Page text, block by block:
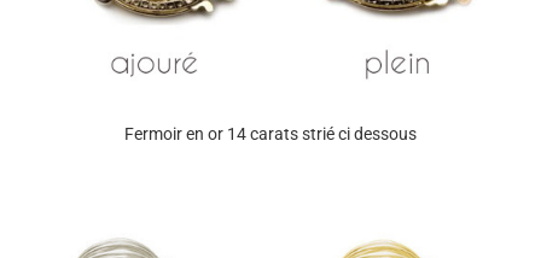
Fermoir en or 14 carats strié ci dessous